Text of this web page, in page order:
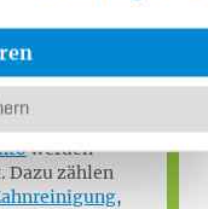
vielfältige
werden
Dazu zählen
,